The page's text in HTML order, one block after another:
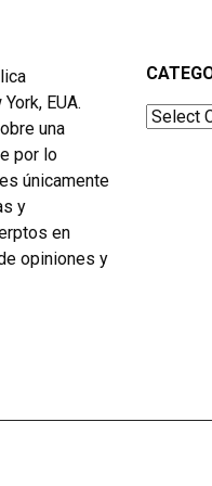
EUA.
una
por lo
únicamente
y
en
opiniones y